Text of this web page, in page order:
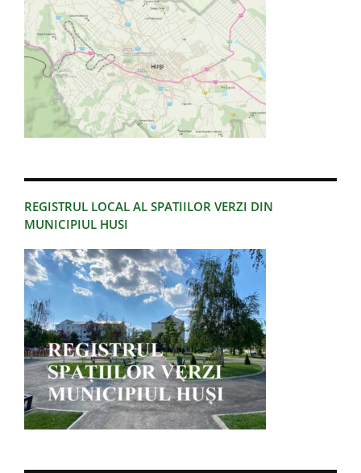
REGISTRUL LOCAL AL SPATIILOR VERZI DIN
MUNICIPIUL HUSI